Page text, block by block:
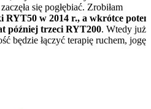
się pogłębiać. Zrobiłam
RYT50 w 2014 r., a wkrótce potem
później trzeci RYT200. Wtedy już
będzie łączyć terapię ruchem, jogę i